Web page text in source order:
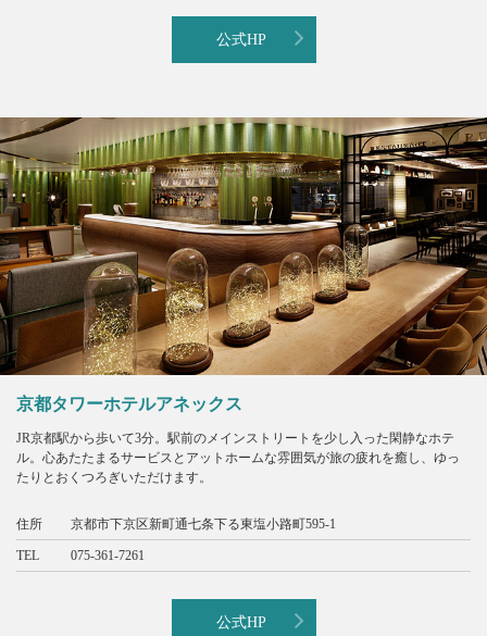
公式HP
京都タワーホテルアネックス
JR京都駅から歩いて3分。駅前のメインストリートを少し入った閑静なホテ
ル。心あたたまるサービスとアットホームな雰囲気が旅の疲れを癒し、ゆっ
たりとおくつろぎいただけます。
住所 京都市下京区新町通七条下る東塩小路町595-1
TEL 075-361-7261
公式HP